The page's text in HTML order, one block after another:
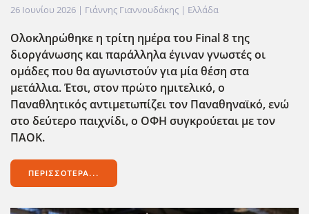
26 Ιουνίου 2026 | Γιάννης Γιαννουδάκης | Ελλάδα
Ολοκληρώθηκε η τρίτη ημέρα του Final8 της
διοργάνωσης και παράλληλα έγιναν γνωστές οι
ομάδες που θα αγωνιστούν για μία θέση στα
μετάλλια. Έτσι, στον πρώτο ημιτελικό, ο
Παναθλητικός αντιμετωπίζει τον Παναθηναϊκό, ενώ
στο δεύτερο παιχνίδι, ο ΟΦΗ συγκρούεται με τον
ΠΑΟΚ.
ΠΕΡΙΣΣΌΤΕΡΑ...